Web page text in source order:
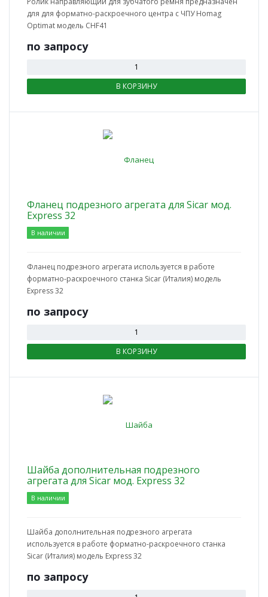
для для форматно-раскроечного центра с ЧПУ Homag
Optimat модель CHF41
по запросу
В КОРЗИНУ
Фланец подрезного агрегата для Sicar мод.
Express 32
В наличии
Фланец подрезного агрегата используется в работе
форматно-раскроечного станка Sicar (Италия) модель
Express 32
по запросу
В КОРЗИНУ
Шайба дополнительная подрезного
агрегата для Sicar мод. Express 32
В наличии
Шайба дополнительная подрезного агрегата
используется в работе форматно-раскроечного станка
Sicar (Италия) модель Express 32
по запросу